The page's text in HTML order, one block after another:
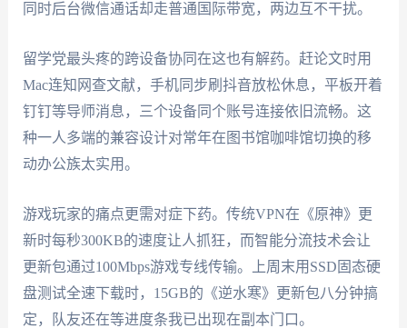
同时后台微信通话却走普通国际带宽，两边互不干扰。
留学党最头疼的跨设备协同在这也有解药。赶论文时用
Mac连知网查文献，手机同步刷抖音放松休息，平板开着
钉钉等导师消息，三个设备同个账号连接依旧流畅。这
种一人多端的兼容设计对常年在图书馆咖啡馆切换的移
动办公族太实用。
游戏玩家的痛点更需对症下药。传统VPN在《原神》更
新时每秒300KB的速度让人抓狂，而智能分流技术会让
更新包通过100Mbps游戏专线传输。上周末用SSD固态硬
盘测试全速下载时，15GB的《逆水寒》更新包八分钟搞
定，队友还在等进度条我已出现在副本门口。